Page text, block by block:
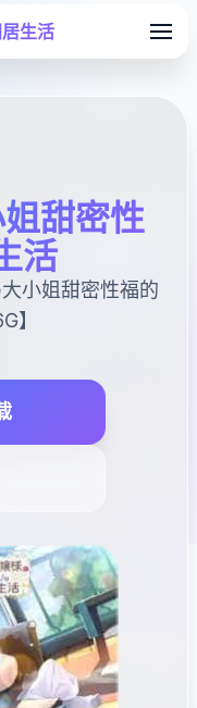
生活
甜密性
活
小姐甜密性福的
】